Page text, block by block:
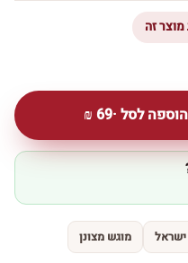
הוספה לסל ·69
₪
ישראל מוגש מצונן